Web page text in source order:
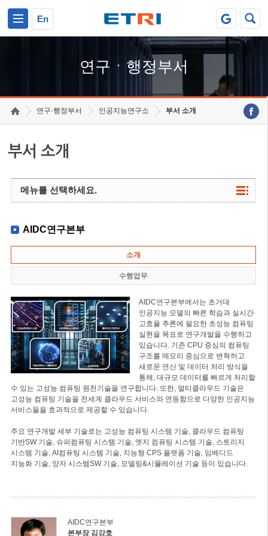
En
연구ㆍ행정부서
연구·행정부서 인공지능연구소 부서 소개
부서 소개
메뉴를 선택하세요.
AIDC연구본부
소개
수행업무
AIDC연구본부에서는 초거대
인공지능 모델의 빠른 학습과 실시간·
고효율 추론에 필요한 초성능 컴퓨팅
실현을 목표로 연구개발을 수행하고
있습니다. 기존 CPU 중심의 컴퓨팅
구조를 메모리 중심으로 변혁하고
새로운 연산 및 데이터 처리 방식을
통해, 대규모 데이터를 빠르게 처리할
수 있는 고성능 컴퓨팅 원천기술을 연구합니다. 또한, 멀티클라우드 기술은
고성능 컴퓨팅 기술을 전세계 클라우드 서비스와 연동함으로 다양한 인공지능
서비스들을 효과적으로 제공할 수 있습니다.
주요 연구개발 세부 기술로는 고성능 컴퓨팅 시스템 기술, 클라우드 컴퓨팅
기반SW 기술, 슈퍼컴퓨팅 시스템 기술, 엣지 컴퓨팅 시스템 기술, 스토리지
시스템 기술, AI컴퓨팅 시스템 기술, 지능형 CPS 플랫폼 기술, 임베디드
지능화 기술, 양자 시스템SW 기술, 모델링&시뮬레이션 기술 등이 있습니다.
AIDC연구본부
본부장 김강호